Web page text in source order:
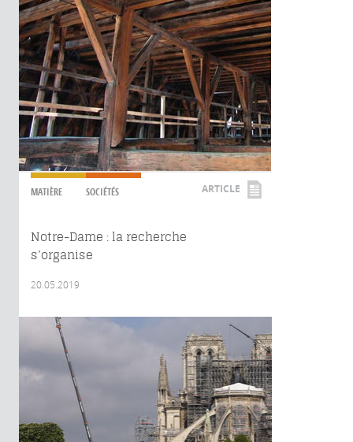
MATIÈRE SOCIÉTÉS ARTICLE
Notre-Dame : la recherche
s’organise
20.05.2019